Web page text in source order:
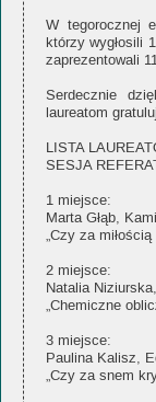
W tegorocznej
którzy wygłosili
zaprezentowali
Serdecznie
laureatom
LISTA
SESJA
1 miejsce:
Marta Głąb,
„Czy za
2 miejsce:
Natalia
„Chemiczne
3 miejsce:
Paulina Kalisz,
„Czy za snem